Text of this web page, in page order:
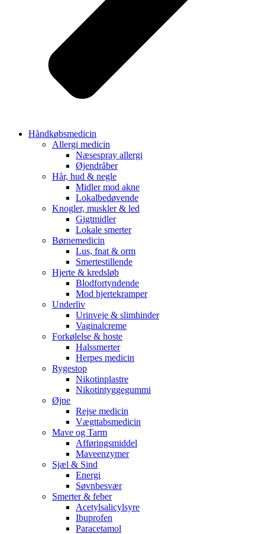
Håndkøbsmedicin
Allergi medicin
Næsespray allergi
Øjendråber
Hår, hud & negle
Midler mod akne
Lokalbedøvende
Knogler, muskler & led
Gigtmidler
Lokale smerter
Børnemedicin
Lus, fnat & orm
Smertestillende
Hjerte & kredsløb
Blodfortyndende
Mod hjertekramper
Underliv
Urinveje & slimhinder
Vaginalcreme
Forkølelse & hoste
Halssmerter
Herpes medicin
Rygestop
Nikotinplastre
Nikotintyggegummi
Øjne
Rejse medicin
Vægttabsmedicin
Mave og Tarm
Afføringsmiddel
Maveenzymer
Sjæl & Sind
Energi
Søvnbesvær
Smerter & feber
Acetylsalicylsyre
Ibuprofen
Paracetamol